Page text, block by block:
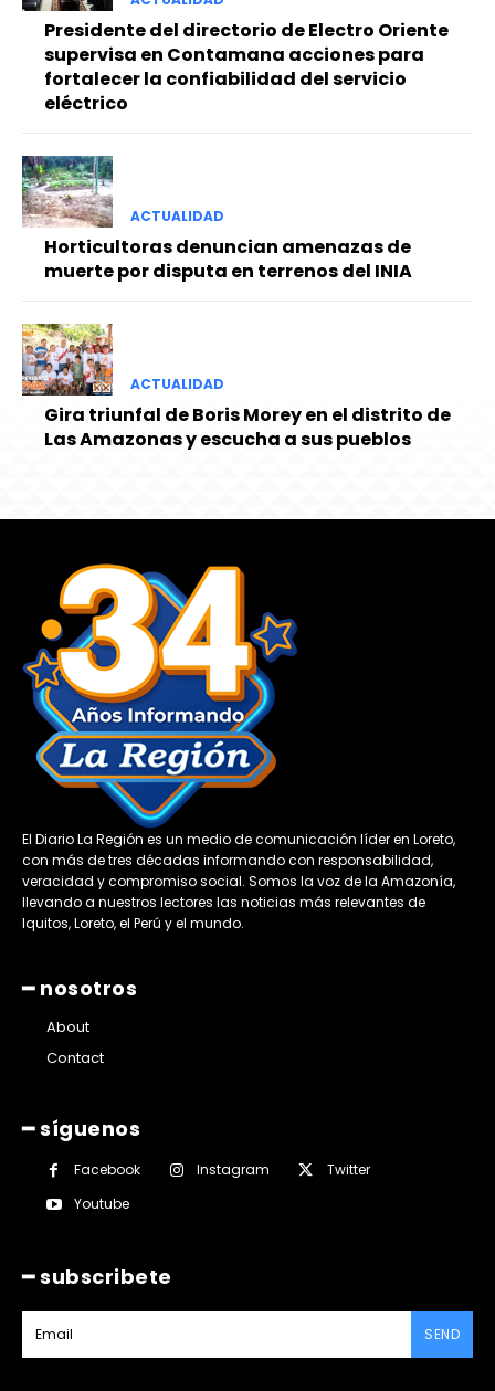
Presidente del directorio de Electro Oriente
supervisa en Contamana acciones para
fortalecer la confiabilidad del servicio
eléctrico
ACTUALIDAD
Horticultoras denuncian amenazas de
muerte por disputa en terrenos del INIA
ACTUALIDAD
Gira triunfal de Boris Morey en el distrito de
Las Amazonas y escucha a sus pueblos
El Diario La Región es un medio de comunicación líder en Loreto,
con más de tres décadas informando con responsabilidad,
veracidad y compromiso social. Somos la voz de la Amazonía,
llevando a nuestros lectores las noticias más relevantes de
Iquitos, Loreto, el Perú y el mundo.
━ nosotros
About
Contact
━ síguenos
Facebook Instagram
Twitter
Youtube
━ subscribete
SEND